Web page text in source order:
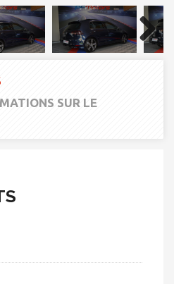
Next
SUR LE